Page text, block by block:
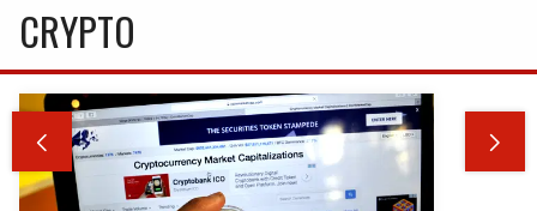
CRYPTO
 